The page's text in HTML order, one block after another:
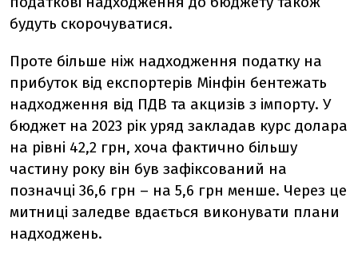
будуть скорочуватися.
Проте більше ніж надходження податку на
прибуток від експортерів Мінфін бентежать
надходження від ПДВ та акцизів з імпорту. У
бюджет на 2023 рік уряд закладав курс долара
на рівні 42,2 грн, хоча фактично більшу
частину року він був зафіксований на
позначці 36,6 грн – на 5,6 грн менше. Через це
митниці заледве вдається виконувати плани
надходжень.